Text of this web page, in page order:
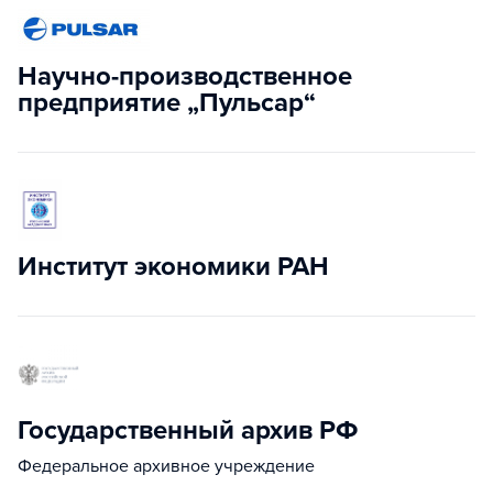
Научно-производственное
предприятие „Пульсар“
Институт экономики РАН
Государственный архив РФ
Федеральное архивное учреждение